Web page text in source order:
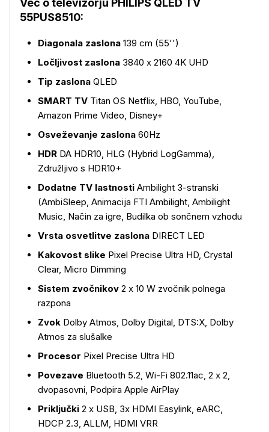
Več o televizorju PHILIPS QLED TV
55PUS8510:
Diagonala zaslona 139 cm (55'')
Ločljivost zaslona 3840 x 2160 4K UHD
Tip zaslona QLED
SMART TV Titan OS Netflix, HBO, YouTube,
Amazon Prime Video, Disney+
Osveževanje zaslona 60Hz
HDR DA HDR10, HLG (Hybrid LogGamma),
Združljivo s HDR10+
Dodatne TV lastnosti Ambilight 3-stranski
(AmbiSleep, Animacija FTI Ambilight, Ambilight
Music, Način za igre, Budilka ob sončnem vzhodu
Vrsta osvetlitve zaslona DIRECT LED
Kakovost slike Pixel Precise Ultra HD, Crystal
Clear, Micro Dimming
Sistem zvočnikov 2 x 10 W zvočnik polnega
razpona
Zvok Dolby Atmos, Dolby Digital, DTS:X, Dolby
Atmos za slušalke
Procesor Pixel Precise Ultra HD
Povezave Bluetooth 5.2, Wi-Fi 802.11ac, 2 x 2,
dvopasovni, Podpira Apple AirPlay
Priključki 2 x USB, 3x HDMI Easylink, eARC,
HDCP 2.3, ALLM, HDMI VRR